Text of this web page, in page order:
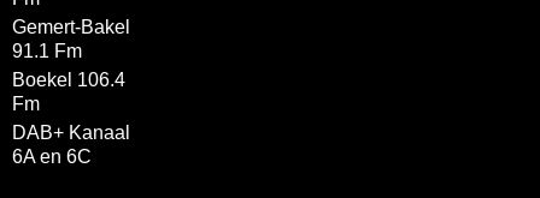
Gemert-Bakel
91.1 Fm
Boekel 106.4
Fm
DAB+ Kanaal
6A en 6C